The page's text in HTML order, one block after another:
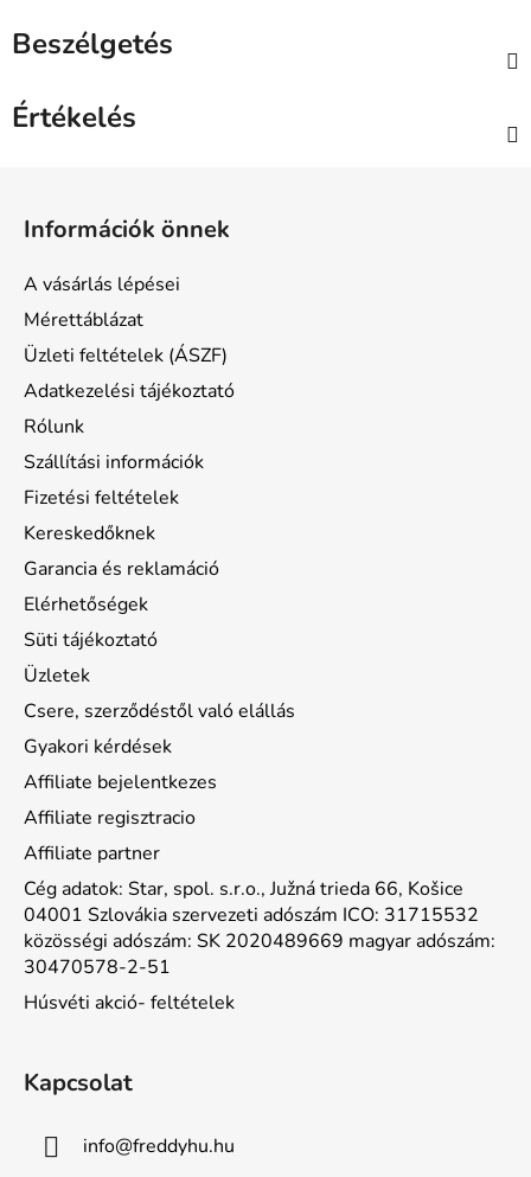
Beszélgetés
Értékelés
Információk önnek
A vásárlás lépései
Mérettáblázat
Üzleti feltételek (ÁSZF)
Adatkezelési tájékoztató
Rólunk
Szállítási információk
Fizetési feltételek
Kereskedőknek
Garancia és reklamáció
Elérhetőségek
Süti tájékoztató
Üzletek
Csere, szerződéstől való elállás
Gyakori kérdések
Affiliate bejelentkezes
Affiliate regisztracio
Affiliate partner
Cég adatok: Star, spol. s.r.o., Južná trieda 66, Košice
04001 Szlovákia szervezeti adószám ICO: 31715532
közösségi adószám: SK 2020489669 magyar adószám:
30470578-2-51
Húsvéti akció- feltételek
Kapcsolat
info@freddyhu.hu